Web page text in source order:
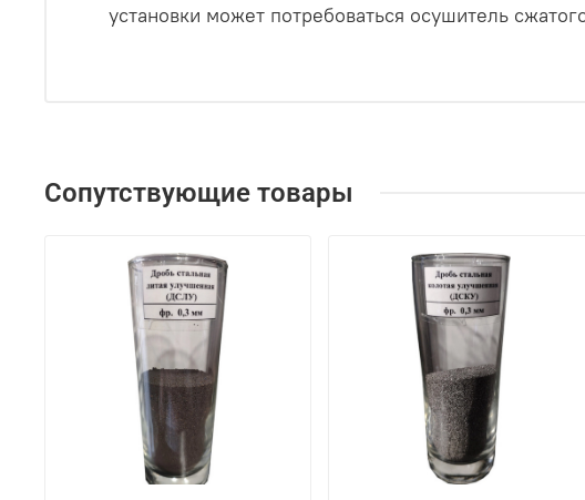
установки может потребоваться осушитель
Сопутствующие товары